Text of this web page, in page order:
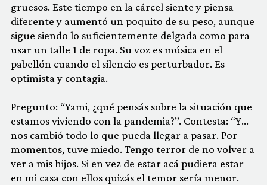
gruesos. Este tiempo en la cárcel siente y piensa
diferente y aumentó un poquito de su peso, aunque
sigue siendo lo suficientemente delgada como para
usar un talle 1 de ropa. Su voz es música en el
pabellón cuando el silencio es perturbador. Es
optimista y contagia.
Pregunto: “Yami, ¿qué pensás sobre la situación que
estamos viviendo con la pandemia?”. Contesta: “Y…
nos cambió todo lo que pueda llegar a pasar. Por
momentos, tuve miedo. Tengo terror de no volver a
ver a mis hijos. Si en vez de estar acá pudiera estar
en mi casa con ellos quizás el temor sería menor.